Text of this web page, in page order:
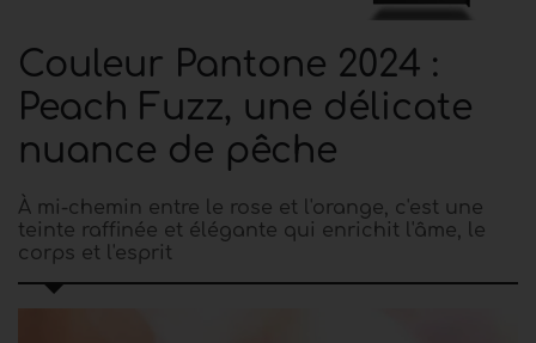
Couleur Pantone 2024 :
Peach Fuzz, une délicate
nuance de pêche
À mi-chemin entre le rose et l'orange, c'est une
teinte raffinée et élégante qui enrichit l'âme, le
corps et l'esprit